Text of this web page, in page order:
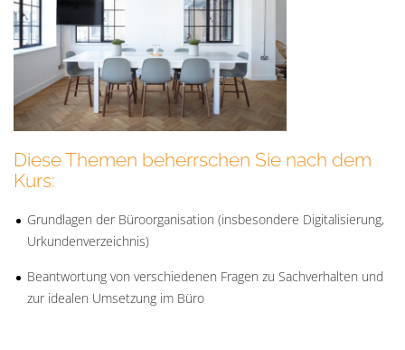
Diese Themen beherrschen Sie nach dem
Kurs:
Grundlagen der Büroorganisation (insbesondere Digitalisierung,
Urkundenverzeichnis)
Beantwortung von verschiedenen Fragen zu Sachverhalten und
zur idealen Umsetzung im Büro